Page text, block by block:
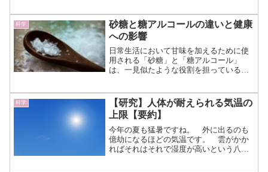
腫瘍の無秩序な成長というリスクが伴い
ます。 しかし、スウェー...（続きを読
む）
科学
砂糖と糖アルコールの違いと健康
への影響
日常生活において甘味を加えるために使
用される「砂糖」と「糖アルコール」
は、一見似たような役割を担っているよ
す。 甘味料として食品や飲料に加えら
れるこの二つの成分は、現代の食...（続
きを読む）
科学
【研究】人体が耐えられる気温の
上限【要約】
今年の夏も猛暑ですね。 外に出るのも
億劫になるほどの気温です。 雲がかか
ればそれはそれで湿度が高いという八方